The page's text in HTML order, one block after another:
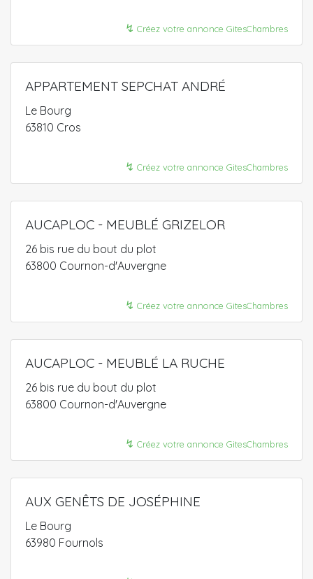
↯ Créez votre annonce GitesChambres
APPARTEMENT SEPCHAT ANDRÉ
Le Bourg
63810 Cros
↯ Créez votre annonce GitesChambres
AUCAPLOC - MEUBLÉ GRIZELOR
26 bis rue du bout du plot
63800 Cournon-d'Auvergne
↯ Créez votre annonce GitesChambres
AUCAPLOC - MEUBLÉ LA RUCHE
26 bis rue du bout du plot
63800 Cournon-d'Auvergne
↯ Créez votre annonce GitesChambres
AUX GENÊTS DE JOSÉPHINE
Le Bourg
63980 Fournols